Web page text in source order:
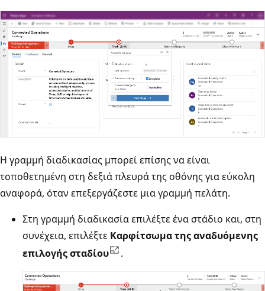
Η γραμμή διαδικασίας μπορεί επίσης να είναι
τοποθετημένη στη δεξιά πλευρά της οθόνης για εύκολη
αναφορά, όταν επεξεργάζεστε μια γραμμή πελάτη.
Στη γραμμή διαδικασία επιλέξτε ένα στάδιο και, στη
συνέχεια, επιλέξτε Καρφίτσωμα της αναδυόμενης
επιλογής σταδίου
.